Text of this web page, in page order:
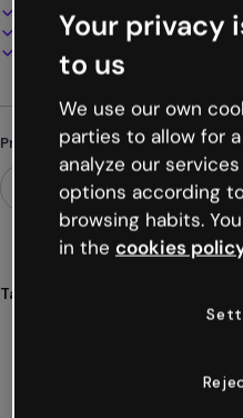
Adicione áudio, vídeo e
Apresente, compartilhe ou
Baixe em PDF, MP4 e outros
Procurando algo diferente?
Tags
Your privacy
to us
We use our own
parties to allow for
analyze our
options according
browsing habits.
in the cookies